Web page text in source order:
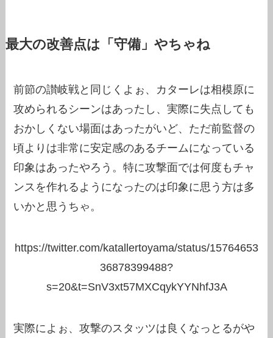
最大の改善点は「守備」やちゃね
前節の讃岐戦と同じくよぉ、カターレは相模原に
攻められるシーンはあったし、実際に失点しても
おかしくない場面はあったがいど、ただ前監督の
頃よりは非常に安定感のあるチームになっている
印象はあったやろう。特に攻撃面では何度もチャ
ンスを作れるようになったのは印象に思う方は多
いかと思うちゃ。
https://twitter.com/katallertoyama/status/15764653
36878399488?
s=20&t=SnV3xt57MXCqykYYNhfJ3A
実際によぉ、攻撃のスタッツは良くなっとるがや